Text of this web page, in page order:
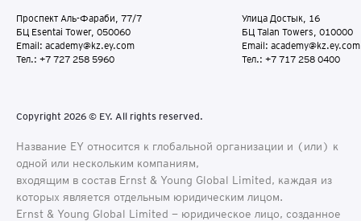
Проспект Аль-Фараби, 77/7
БЦ Esentai Tower, 050060
Email: academy@kz.ey.com
Тел.: +7 727 258 5960
Улица Достык, 16
БЦ Talan Towers, 010000
Email: academy@kz.ey.com
Тел.: +7 717 258 0400
Copyright 2026 © EY. All rights reserved.
Название EY относится к глобальной организации и (или) к
одной или нескольким компаниям,
входящим в состав Ernst & Young Global Limited, каждая из
которых является отдельным юридическим лицом.
Ernst & Young Global Limited − юридическое лицо, созданное